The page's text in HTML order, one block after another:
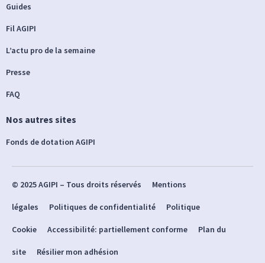
Guides
Fil AGIPI
L’actu pro de la semaine
Presse
FAQ
Nos autres sites
Fonds de dotation AGIPI
© 2025 AGIPI – Tous droits réservés Mentions
légales Politiques de confidentialité Politique
Cookie Accessibilité: partiellement conforme Plan du
site Résilier mon adhésion